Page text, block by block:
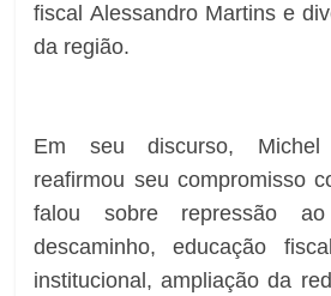
fiscal Alessandro Martins e
da região.
Em seu discurso, Michel
reafirmou seu compromisso
falou sobre repressão
descaminho, educação
institucional, ampliação da